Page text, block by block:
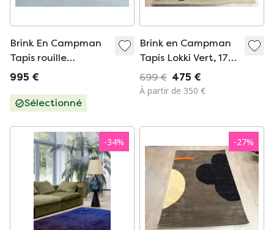
Brink En Campman
Tapis rouille
200X300
995 €
Sélectionné
Brink en Campman
Tapis Lokki Vert, 170
x 240 cm
699 € 475 €
À partir de 350 €
-34% -27%